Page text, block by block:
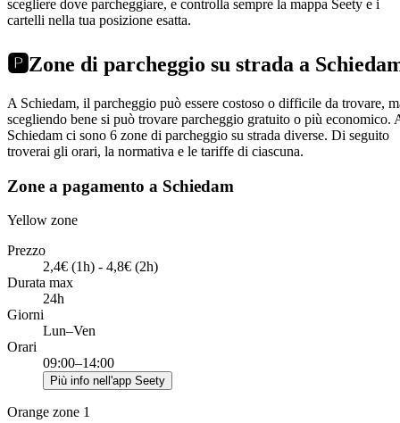
scegliere dove parcheggiare, e controlla sempre la mappa Seety e i
cartelli nella tua posizione esatta.
🅿️Zone di parcheggio su strada a
A Schiedam, il parcheggio può essere costoso o difficile da trovare,
scegliendo bene si può trovare parcheggio gratuito o più economico.
Schiedam ci sono 6 zone di parcheggio su strada diverse. Di seguito
troverai gli orari, la normativa e le tariffe di ciascuna.
Zone a pagamento a Schiedam
Yellow zone
Prezzo
2,4€ (1h) - 4,8€ (2h)
Durata max
24h
Giorni
Lun–Ven
Orari
09:00–14:00
Più info nell'app Seety
Orange zone 1